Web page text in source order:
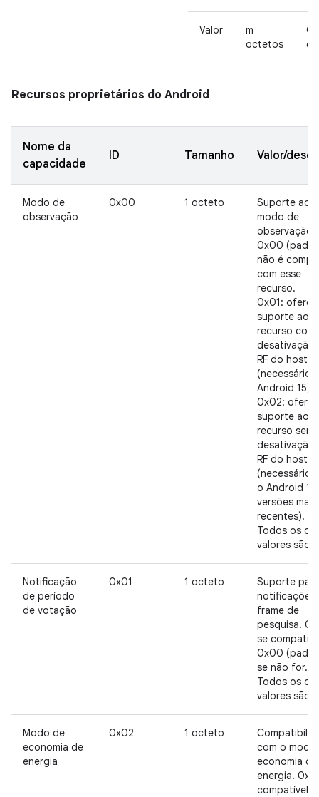
Valor
m
octetos
O
Recursos proprietários do Android
Nome da
capacidade
ID Tamanho Valor/
Modo de
observação
0x00 1 octeto
Suporte ao
modo de
observação.
0x00
não é
com esse
recurso.
0x01:
suporte ao
recurso com
desativação
RF do host
(necessário
Android 15).
0x02:
suporte ao
recurso sem
desativação
RF do host
(necessário
o Android 16
versões mais
recentes).
Todos os
valores são
Notificação
de período
de votação
0x01 1 octeto
Suporte para
notificações
frame de
pesquisa.
se
0x00
se não for.
Todos os
valores são
Modo de
economia de
energia
0x02 1 octeto
com o modo
economia de
energia.
compatível,